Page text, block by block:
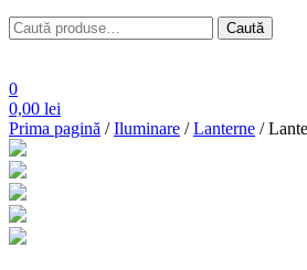
Caută
după:
Caută
0
0,00 lei
Prima pagină /Iluminare /Lanterne /